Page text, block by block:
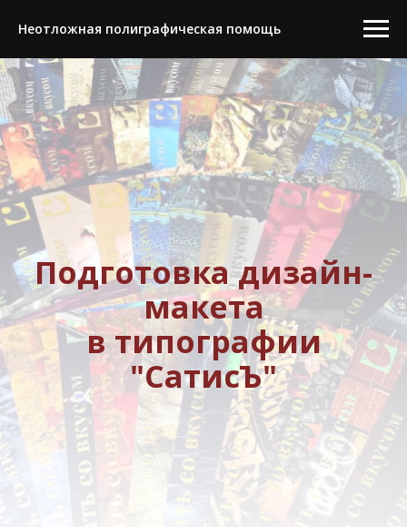
Неотложная полиграфическая помощь
Подготовка дизайн-
макета
в типографии
"СатисЪ"